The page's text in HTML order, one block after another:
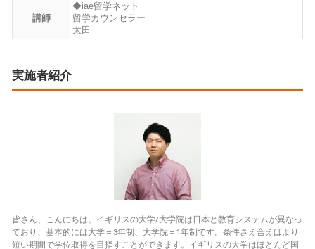
講師
◆iae留学ネット
留学カウンセラー
太田
実施者紹介
皆さん、こんにちは。イギリスの大学/大学院は日本と教育システムが異なっ
ており、基本的には大学＝3年制、大学院＝1年制です。条件さえ合えばより
短い期間で学位取得を目指すことができます。イギリスの大学はほとんど国